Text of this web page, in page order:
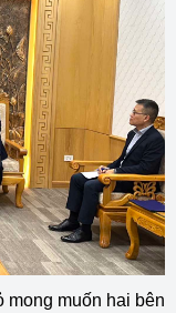
muốn hai bên